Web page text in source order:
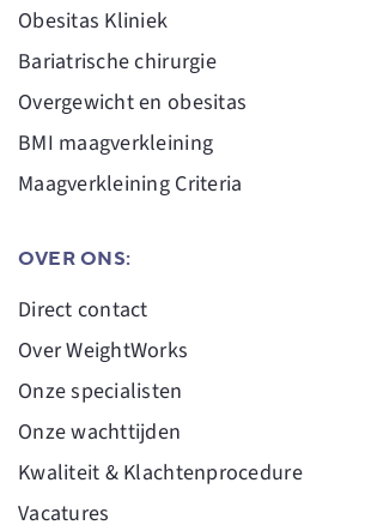
Obesitas Kliniek
Bariatrische chirurgie
Overgewicht en obesitas
BMI maagverkleining
Maagverkleining Criteria
OVER ONS:
Direct contact
Over WeightWorks
Onze specialisten
Onze wachttijden
Kwaliteit & Klachtenprocedure
Vacatures